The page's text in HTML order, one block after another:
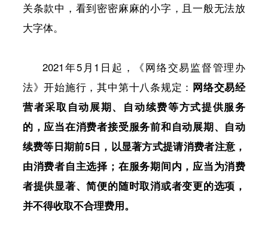
关条款中，看到密密麻麻的小字，且一般无法放
大字体。
2021年5月1日起，《网络交易监督管理办
法》开始施行，其中第十八条规定： 网络交易经
营者采取自动展期、自动续费等方式提供服务
的，应当在消费者接受服务前和自动展期、自动
续费等日期前5日，以显著方式提请消费者注意，
由消费者自主选择；在服务期间内，应当为消费
者提供显著、简便的随时取消或者变更的选项，
并不得收取不合理费用。